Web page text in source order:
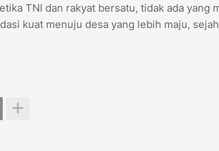
TNI dan rakyat bersatu, tidak ada yang
kuat menuju desa yang lebih maju,